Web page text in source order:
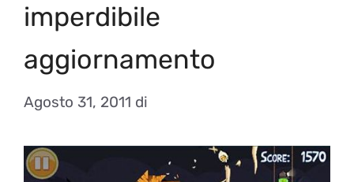
imperdibile
aggiornamento
Agosto 31, 2011 di